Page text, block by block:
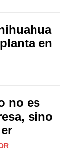
en
no es
sino